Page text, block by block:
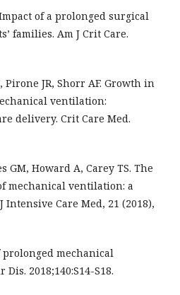
of a prolonged surgical
families. Am J Crit Care.
JR, Shorr AF. Growth in
ventilation:
delivery. Crit Care Med.
GM, Howard A, Carey TS. The
mechanical ventilation: a
Care Med, 21 (2018),
prolonged mechanical
2018;140:S14-S18.